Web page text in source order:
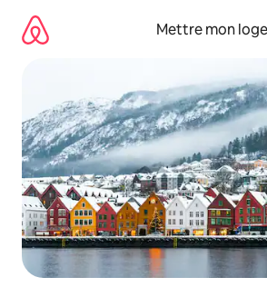
directement
Mettre mon